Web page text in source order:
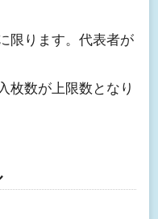
限ります。代表者が
枚数が上限数となり